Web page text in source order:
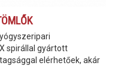
spirállal gyártott
elérhetőek, akár